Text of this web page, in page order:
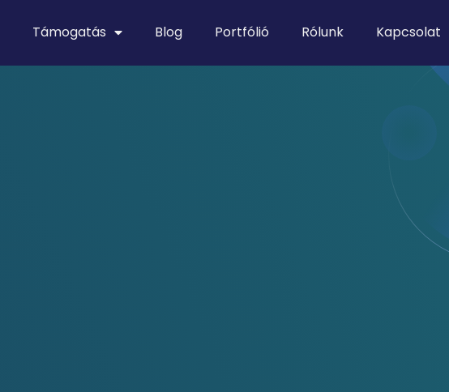
Támogatás Blog Portfólió Rólunk Kapcsolat